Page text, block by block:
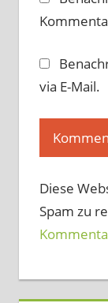
via E-Mail.
Diese
Spam zu